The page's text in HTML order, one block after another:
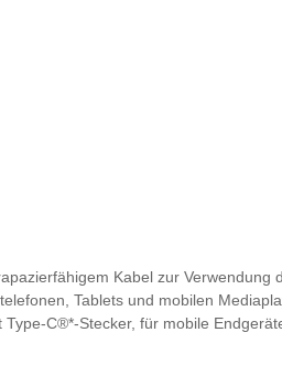
Kabel zur Verwendung
Tablets und mobilen
C®*-Stecker, für mobile
Audi Q5 ab KW 26/2020, Audi A1 ab